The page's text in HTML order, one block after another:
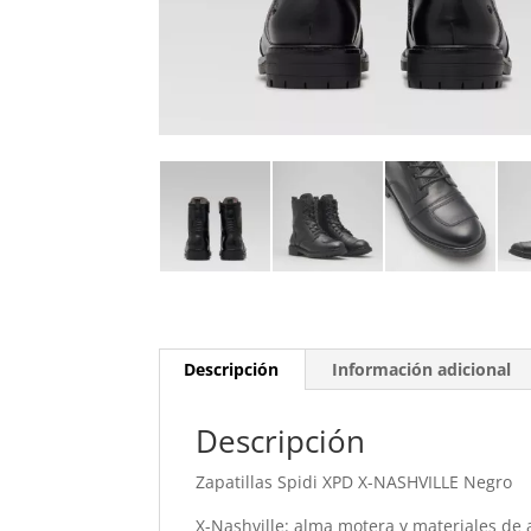
Descripción Información adicional
Descripción
Zapatillas Spidi XPD X-NASHVILLE Negro
X-Nashville: alma motera y materiales